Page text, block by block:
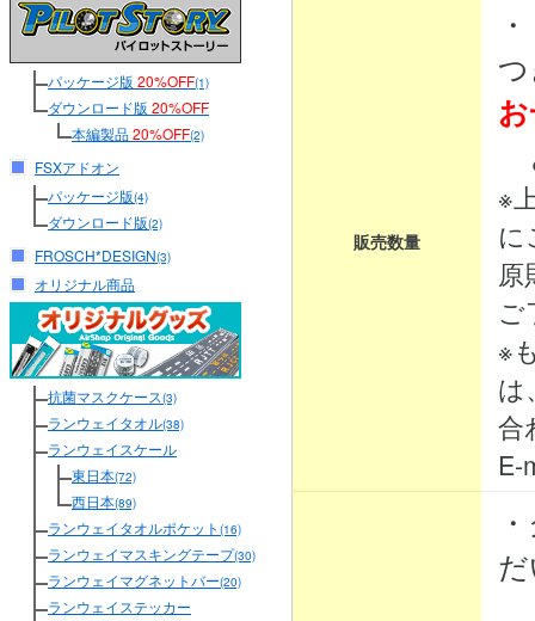
パッケージ版 20%OFF(1)
ダウンロード版 20%OFF
本編製品20%OFF(2)
FSXアドオン
パッケージ版(4)
ダウンロード版(2)
FROSCH*DESIGN(3)
オリジナル商品
抗菌マスクケース(3)
ランウェイタオル(38)
ランウェイスケール
東日本(72)
西日本(89)
ランウェイタオルポケット (16)
ランウェイマスキングテープ(30)
ランウェイマグネットバー(20)
ランウェイステッカー
販売数量
※
に
原
ご
※
は
合
E-